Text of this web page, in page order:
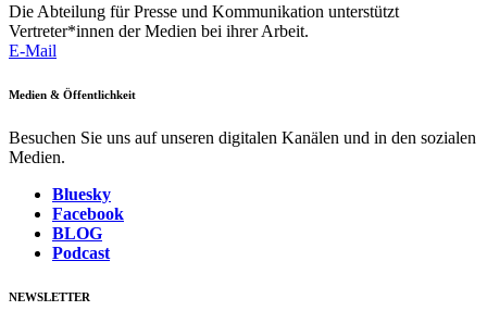
Die Abteilung für Presse und Kommunikation unterstützt
Vertreter*innen der Medien bei ihrer Arbeit.
E-Mail
Medien & Öffentlichkeit
Besuchen Sie uns auf unseren digitalen Kanälen und in den sozialen
Medien.
Bluesky
Facebook
BLOG
Podcast
NEWSLETTER